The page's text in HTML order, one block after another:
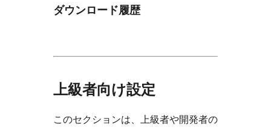
ダウンロード履歴
上級者向け設定
このセクションは、上級者や開発者の